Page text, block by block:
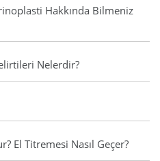
Hakkında Bilmeniz
Nelerdir?
El Titremesi Nasıl Geçer?